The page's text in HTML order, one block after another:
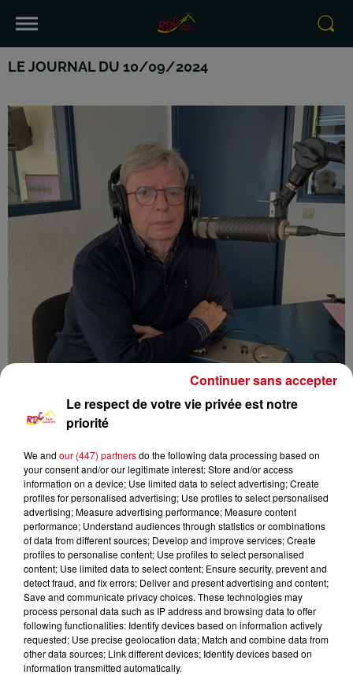
LE JOURNAL DU 10/09/2024
RDC infos locales
RDC RADIO COUSERANS
Les Infos Locales
0:00 8 min 32 sec
Le respect de votre vie privée est notre
priorité
We and our (447) partnersdo the following data processing based on
your consent and/or our legitimate interest: Store and/or access
information on a device; Use limited data to select advertising; Create
profiles for personalised advertising; Use profiles to select personalised
advertising; Measure advertising performance; Measure content
performance; Understand audiences through statistics or combinations
of data from different sources; Develop and improve services; Create
profiles to personalise content; Use profiles to select personalised
content; Use limited data to select content; Ensure security, prevent and
detect fraud, and fix errors; Deliver and present advertising and content;
Save and communicate privacy choices. These technologies may
process personal data such as IP address and browsing data to offer
following functionalities: Identify devices based on information actively
requested; Use precise geolocation data; Match and combine data from
other data sources; Link different devices; Identify devices based on
information transmitted automatically.
Continuer sans accepter